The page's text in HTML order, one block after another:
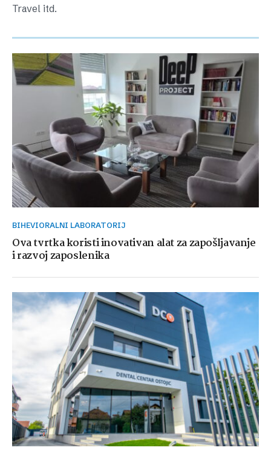
Travel itd.
BIHEVIORALNI LABORATORIJ
Ova tvrtka koristi inovativan alat za zapošljavanje
i razvoj zaposlenika